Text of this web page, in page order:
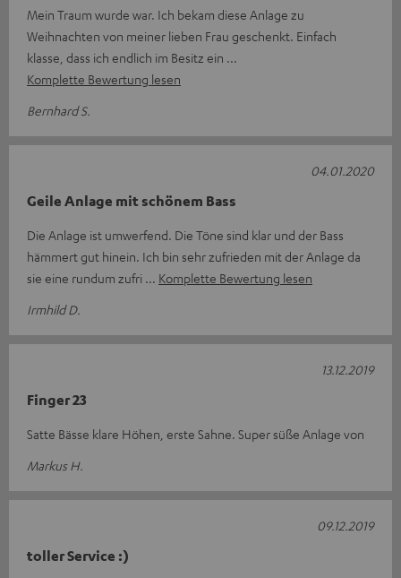
Mein Traum wurde war. Ich bekam diese Anlage zu
Weihnachten von meiner lieben Frau geschenkt. Einfach
klasse, dass ich endlich im Besitz ein
Komplette Bewertung lesen
Bernhard S.
Geile Anlage mit schönem Bass
Die Anlage ist umwerfend. Die Töne sind klar und der Bass
hämmert gut hinein. Ich bin sehr zufrieden mit der Anlage da
sie eine rundum zufri
Komplette Bewertung lesen
Irmhild D.
04.01.2020
Finger 23
Satte Bässe klare Höhen, erste Sahne. Super süße Anlage von
Markus H.
13.12.2019
toller Service :)
09.12.2019